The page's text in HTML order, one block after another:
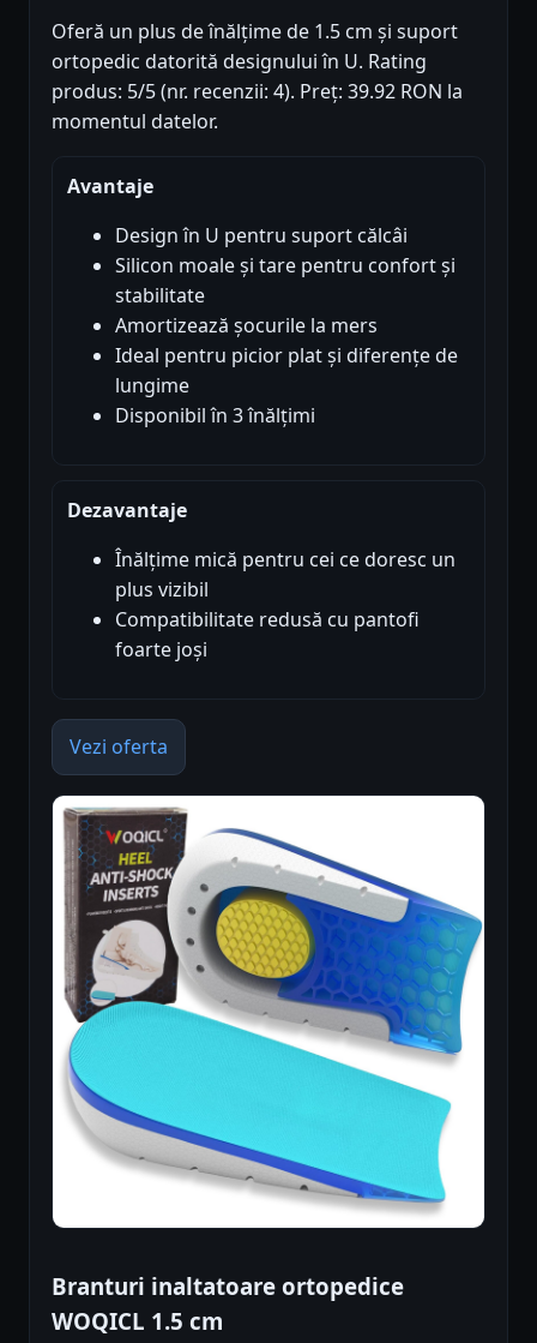
Oferă un plus de înălțime de 1.5 cm și suport
ortopedic datorită designului în U. Rating
produs: 5/5 (nr. recenzii: 4). Preț: 39.92 RON la
momentul datelor.
Avantaje
Design în U pentru suport călcâi
Silicon moale și tare pentru confort și
stabilitate
Amortizează șocurile la mers
Ideal pentru picior plat și diferențe de
lungime
Disponibil în 3 înălțimi
Dezavantaje
Înălțime mică pentru cei ce doresc un
plus vizibil
Compatibilitate redusă cu pantofi
foarte joși
Vezi oferta
Branturi inaltatoare ortopedice
WOQICL 1.5 cm